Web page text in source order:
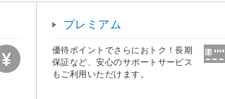
プレミアム
優待ポイントでさらにおトク！長期
保証など、安心のサポートサービス
もご利用いただけます。